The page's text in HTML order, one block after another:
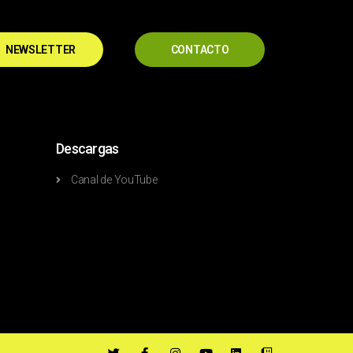
NEWSLETTER CONTACTO
Descargas
Canal de YouTube